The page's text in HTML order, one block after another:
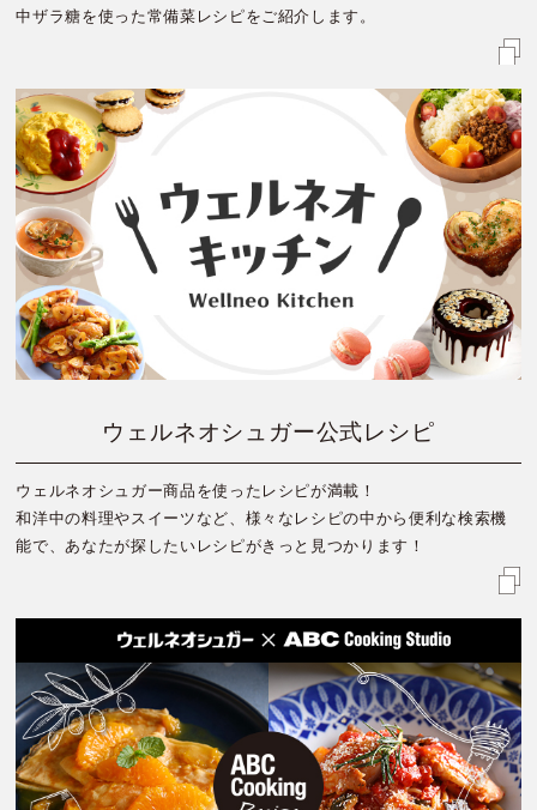
中ザラ糖を使った常備菜レシピをご紹介します。
ウェルネオシュガー公式レシピ
ウェルネオシュガー商品を使ったレシピが満載！
和洋中の料理やスイーツなど、様々なレシピの中から便利な検索機
能で、あなたが探したいレシピがきっと見つかります！